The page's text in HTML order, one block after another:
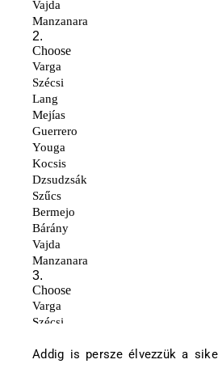
Addig is persze élvezzük a